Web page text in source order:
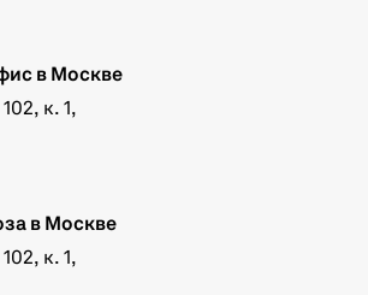
в Москве
к. 1,
в Москве
к. 1,